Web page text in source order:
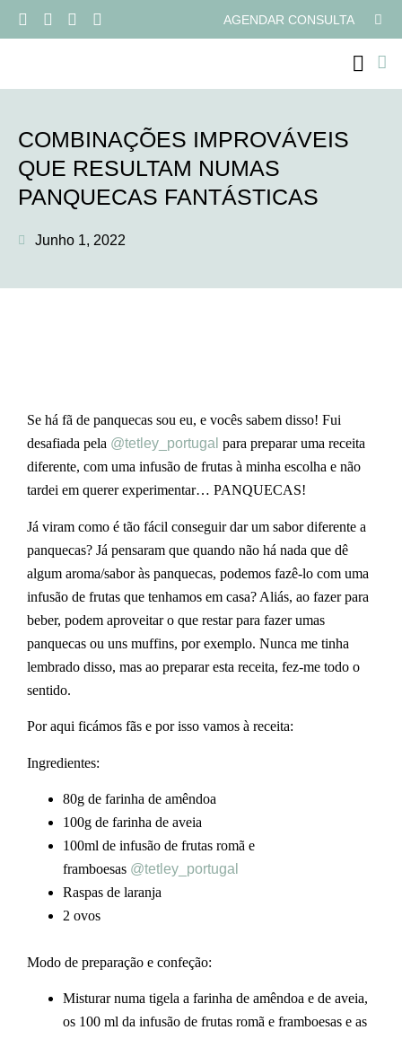
AGENDAR CONSULTA
COMBINAÇÕES IMPROVÁVEIS
QUE RESULTAM NUMAS
PANQUECAS FANTÁSTICAS
Junho 1, 2022
Se há fã de panquecas sou eu, e vocês sabem disso! Fui
desafiada pela @tetley_portugal para preparar uma receita
diferente, com uma infusão de frutas à minha escolha e não
tardei em querer experimentar… PANQUECAS!
Já viram como é tão fácil conseguir dar um sabor diferente a
panquecas? Já pensaram que quando não há nada que dê
algum aroma/sabor às panquecas, podemos fazê-lo com uma
infusão de frutas que tenhamos em casa? Aliás, ao fazer para
beber, podem aproveitar o que restar para fazer umas
panquecas ou uns muffins, por exemplo. Nunca me tinha
lembrado disso, mas ao preparar esta receita, fez-me todo o
sentido.
Por aqui ficámos fãs e por isso vamos à receita:
Ingredientes:
80g de farinha de amêndoa
100g de farinha de aveia
100ml de infusão de frutas romã e
framboesas @tetley_portugal
Raspas de laranja
2 ovos
Modo de preparação e confeção:
Misturar numa tigela a farinha de amêndoa e de aveia,
os 100 ml da infusão de frutas romã e framboesas e as